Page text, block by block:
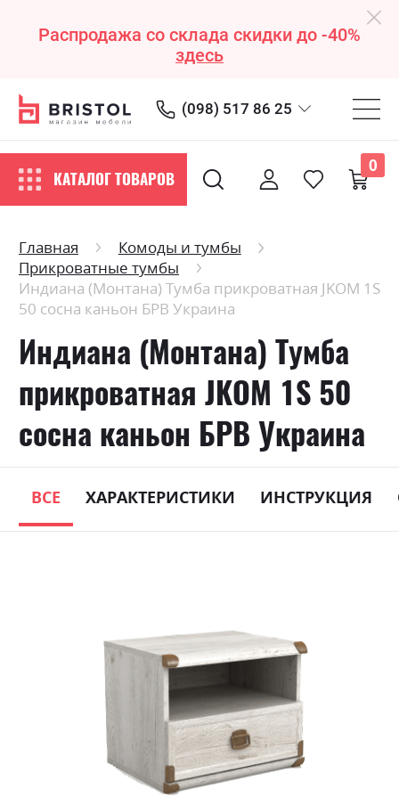
Распродажа со склада скидки до -40%
здесь
(098) 517 86 25
КАТАЛОГ ТОВАРОВ
0
Главная
Комоды и тумбы
Прикроватные тумбы
Индиана (Монтана) Тумба прикроватная JKOM 1S
50 сосна каньон БРВ Украина
Индиана (Монтана) Тумба
прикроватная JKOM 1S 50
сосна каньон БРВ Украина
ВСЕ ХАРАКТЕРИСТИКИ ИНСТРУКЦИЯ